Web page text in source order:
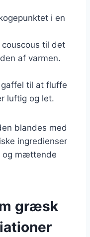
i en
til det
af varmen.
gaffel til at fluffe
luftig og let.
blandes med
ingredienser
og mættende
græsk